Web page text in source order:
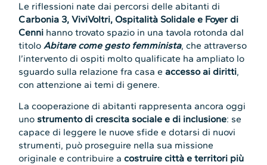
Le riflessioni nate dai percorsi delle abitanti di
Carbonia 3, ViviVoltri, Ospitalità Solidale e Foyer di
Cenni hanno trovato spazio in una tavola rotonda dal
titoloAbitare come gesto femminista, che attraverso
l’intervento di ospiti molto qualificate ha ampliato lo
sguardo sulla relazione fra casa eaccesso ai diritti,
con attenzione ai temi di genere.
La cooperazione di abitanti rappresenta ancora oggi
uno strumento di crescita sociale e di inclusione: se
capace di leggere le nuove sfide e dotarsi di nuovi
strumenti, può proseguire nella sua missione
originale e contribuire acostruire città e territori più